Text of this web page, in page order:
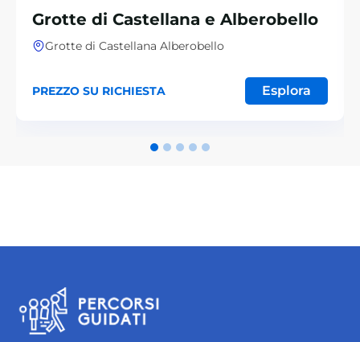
Grotte di Castellana e Alberobello
Grotte di Castellana Alberobello
PREZZO SU RICHIESTA Esplora